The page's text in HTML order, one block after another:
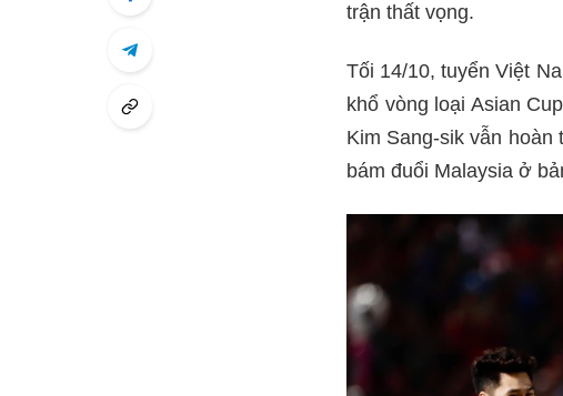
trận thất vọng.
Tối 14/10, tuyển Việt
khổ vòng loại Asian
Kim Sang-sik vẫn
bám đuổi Malaysia ở